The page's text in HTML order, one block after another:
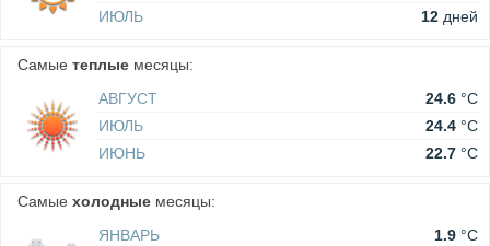
ИЮЛЬ
12 дней
Самые теплые месяцы:
АВГУСТ
24.6 °C
ИЮЛЬ
24.4 °C
ИЮНЬ
22.7 °C
Самые холодные месяцы:
ЯНВАРЬ
1.9 °C